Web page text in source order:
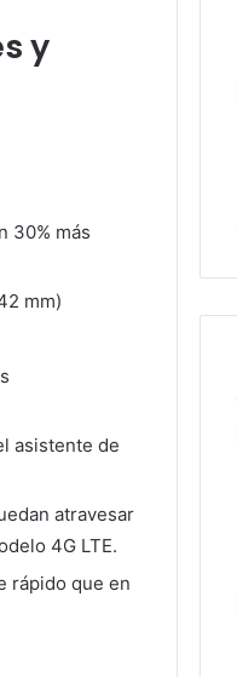
y
30% más
mm)
asistente de
atravesar
4G LTE.
rápido que en